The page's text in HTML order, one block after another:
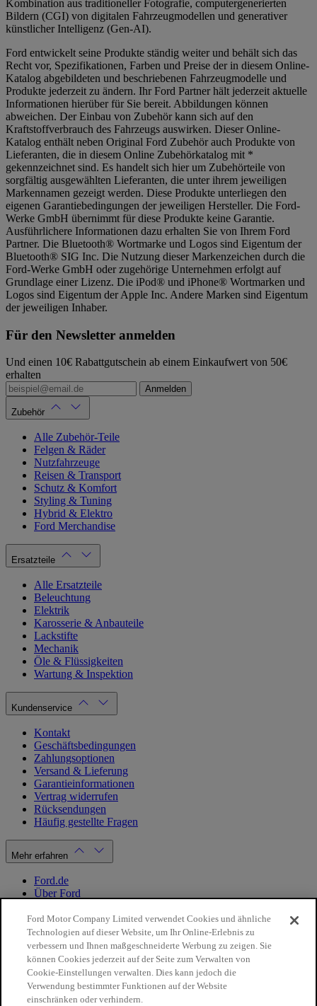
Kombination aus traditioneller Fotografie, computergenerierten
Bildern (CGI) von digitalen Fahrzeugmodellen und generativer
künstlicher Intelligenz (Gen-AI).
Ford entwickelt seine Produkte ständig weiter und behält sich das
Recht vor, Spezifikationen, Farben und Preise der in diesem Online-
Katalog abgebildeten und beschriebenen Fahrzeugmodelle und
Produkte jederzeit zu ändern. Ihr Ford Partner hält jederzeit aktuelle
Informationen hierüber für Sie bereit. Abbildungen können
abweichen. Der Einbau von Zubehör kann sich auf den
Kraftstoffverbrauch des Fahrzeugs auswirken. Dieser Online-
Katalog enthält neben Original Ford Zubehör auch Produkte von
Lieferanten, die in diesem Online Zubehörkatalog mit *
gekennzeichnet sind. Es handelt sich hier um Zubehörteile von
sorgfältig ausgewählten Lieferanten, die unter ihrem jeweiligen
Markennamen gezeigt werden. Diese Produkte unterliegen den
eigenen Garantiebedingungen der jeweiligen Hersteller. Die Ford-
Werke GmbH übernimmt für diese Produkte keine Garantie.
Ausführlichere Informationen dazu erhalten Sie von Ihrem Ford
Partner. Die Bluetooth® Wortmarke und Logos sind Eigentum der
Bluetooth® SIG Inc. Die Nutzung dieser Markenzeichen durch die
Ford-Werke GmbH oder zugehörige Unternehmen erfolgt auf
Grundlage einer Lizenz. Die iPod® und iPhone® Wortmarken und
Logos sind Eigentum der Apple Inc. Andere Marken sind Eigentum
der jeweiligen Inhaber.
Für den Newsletter anmelden
Und einen 10€ Rabattgutschein ab einem Einkaufwert von 50€
erhalten
Anmelden
Zubehör
Alle Zubehör-Teile
Felgen & Räder
Nutzfahrzeuge
Reisen & Transport
Schutz & Komfort
Styling & Tuning
Hybrid & Elektro
Ford Merchandise
Ersatzteile
Alle Ersatzteile
Beleuchtung
Elektrik
Karosserie & Anbauteile
Lackstifte
Mechanik
Öle & Flüssigkeiten
Wartung & Inspektion
Kundenservice
Kontakt
Geschäftsbedingungen
Zahlungsoptionen
Versand & Lieferung
Garantieinformationen
Vertrag widerrufen
Rücksendungen
Häufig gestellte Fragen
Mehr erfahren
Ford.de
Über Ford
Datenschutzbestimmungen
Impressum
Mein Konto
Login / Registrierung
Meine Bestellungen
Ford Motor Company Limited verwendet Cookies und ähnliche
Technologien auf dieser Website, um Ihr Online-Erlebnis zu
verbessern und Ihnen maßgeschneiderte Werbung zu zeigen. Sie
können Cookies jederzeit auf der Seite zum Verwalten von
Cookie-Einstellungen verwalten. Dies kann jedoch die
Verwendung bestimmter Funktionen auf der Website
einschränken oder verhindern.